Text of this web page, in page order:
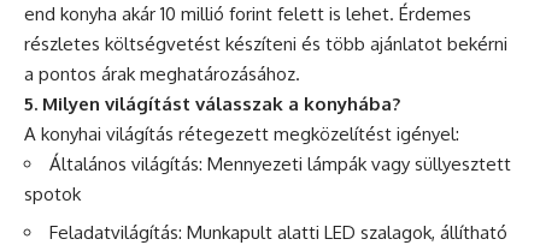
end konyha akár 10 millió forint felett is lehet. Érdemes
részletes költségvetést készíteni és több ajánlatot bekérni
a pontos árak meghatározásához.
5. Milyen világítást válasszak a konyhába?
A konyhai világítás rétegezett megközelítést igényel:
Általános világítás: Mennyezeti lámpák vagy süllyesztett
spotok
Feladatvilágítás: Munkapult alatti LED szalagok, állítható